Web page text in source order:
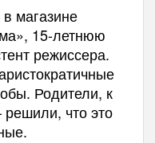
магазине
15-летнюю
режиссера.
Родители, к
что это